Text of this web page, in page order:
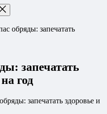
обряды: запечатать
запечатать
год